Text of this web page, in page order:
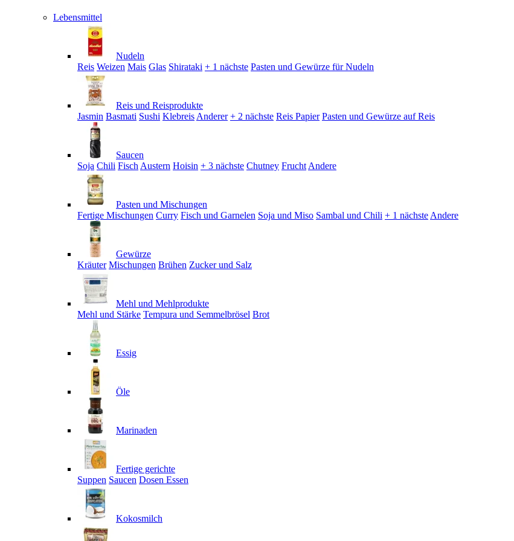
Lebensmittel
Nudeln
Reis Weizen Mais Glas Shirataki + 1 nächste Pasten und Gewürze für Nudeln
Reis und Reisprodukte
Jasmin Basmati Sushi Klebreis Anderer + 2 nächste Reis Papier Pasten und Gewürze auf Reis
Saucen
Soja Chili Fisch Austern Hoisin + 3 nächste Chutney Frucht Andere
Pasten und Mischungen
Fertige Mischungen Curry Fisch und Garnelen Soja und Miso Sambal und Chili + 1 nächste Andere
Gewürze
Kräuter Mischungen Brühen Zucker und Salz
Mehl und Mehlprodukte
Mehl und Stärke Tempura und Semmelbrösel Brot
Essig
Öle
Marinaden
Fertige gerichte
Suppen Saucen Dosen Essen
Kokosmilch